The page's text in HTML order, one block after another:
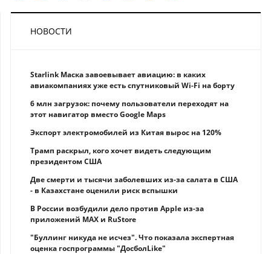
НОВОСТИ
Starlink Маска завоевывает авиацию: в каких
авиакомпаниях уже есть спутниковый Wi-Fi на борту
6 млн загрузок: почему пользователи переходят на
этот навигатор вместо Google Maps
Экспорт электромобилей из Китая вырос на 120%
Трамп раскрыл, кого хочет видеть следующим
президентом США
Две смерти и тысячи заболевших из-за салата в США
- в Казахстане оценили риск вспышки
В России возбудили дело против Apple из-за
приложений MAX и RuStore
"Буллинг никуда не исчез". Что показала экспертная
оценка госпрограммы "ДосболLike"